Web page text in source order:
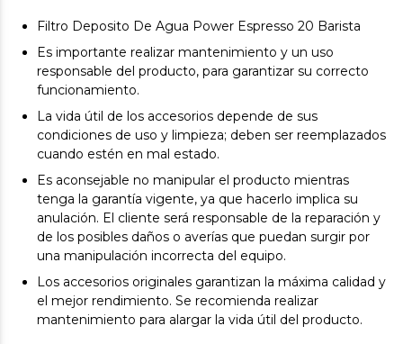
Filtro Deposito De Agua Power Espresso 20 Barista
Es importante realizar mantenimiento y un uso
responsable del producto, para garantizar su correcto
funcionamiento.
La vida útil de los accesorios depende de sus
condiciones de uso y limpieza; deben ser reemplazados
cuando estén en mal estado.
Es aconsejable no manipular el producto mientras
tenga la garantía vigente, ya que hacerlo implica su
anulación. El cliente será responsable de la reparación y
de los posibles daños o averías que puedan surgir por
una manipulación incorrecta del equipo.
Los accesorios originales garantizan la máxima calidad y
el mejor rendimiento. Se recomienda realizar
mantenimiento para alargar la vida útil del producto.